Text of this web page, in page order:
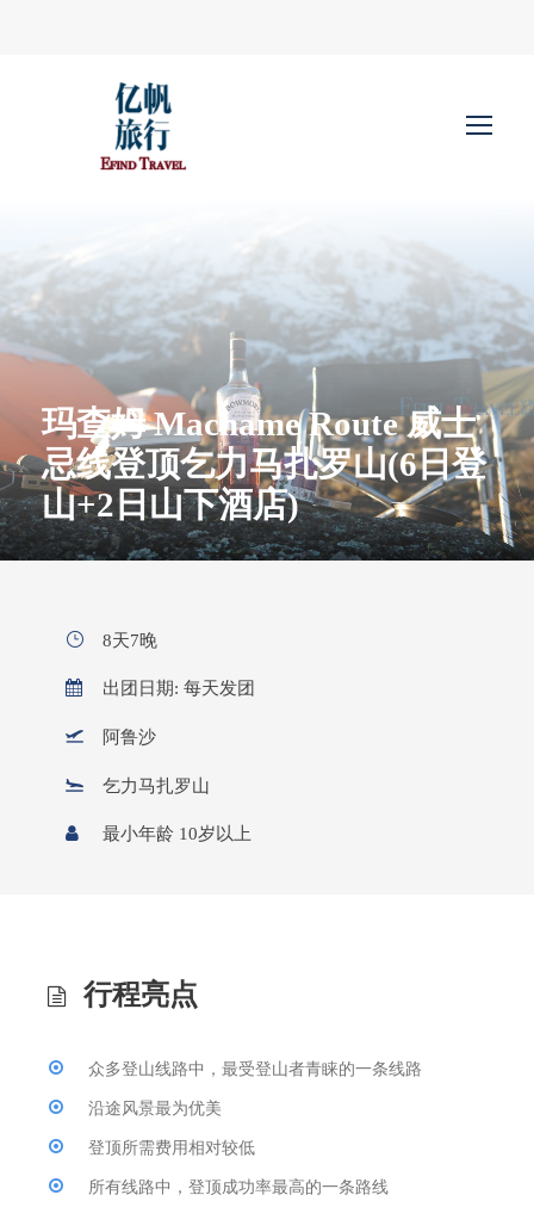
玛查姆 Machame Route 威士
忌线登顶乞力马扎罗山(6日登
山+2日山下酒店)
8天7晚
出团日期: 每天发团
阿鲁沙
乞力马扎罗山
最小年龄 10岁以上
行程亮点
众多登山线路中，最受登山者青睐的一条线路
沿途风景最为优美
登顶所需费用相对较低
所有线路中，登顶成功率最高的一条路线